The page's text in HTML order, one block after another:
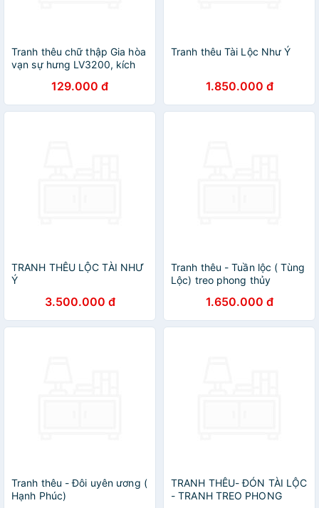
Tranh thêu chữ thập Gia hòa
vạn sự hưng LV3200, kích
129.000 đ
Tranh thêu Tài Lộc Như Ý
1.850.000 đ
TRANH THÊU LỘC TÀI NHƯ
Ý
3.500.000 đ
Tranh thêu - Tuần lộc ( Tùng
Lộc) treo phong thủy
1.650.000 đ
Tranh thêu - Đôi uyên ương (
Hạnh Phúc)
TRANH THÊU- ĐÓN TÀI LỘC
- TRANH TREO PHONG